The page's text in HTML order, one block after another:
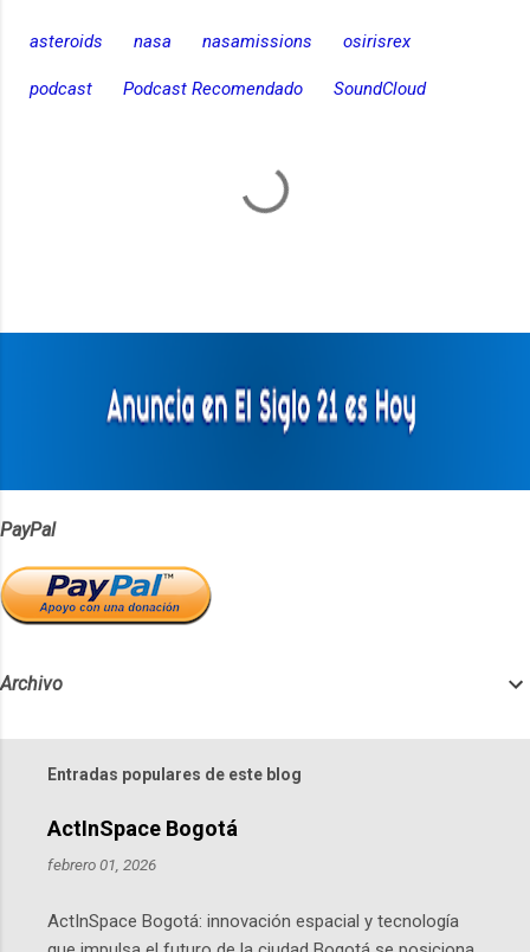
asteroids nasa nasamissions osirisrex
podcast Podcast Recomendado SoundCloud
PayPal
Archivo
Entradas populares de este blog
ActInSpace Bogotá
febrero 01, 2026
ActInSpace Bogotá: innovación espacial y tecnología